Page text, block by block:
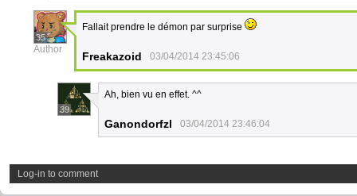
35
Author
Fallait prendre le démon par surprise
Freakazoid 03/04/2014 23:45:06
39
Ah, bien vu en effet. ^^
Ganondorfzl 03/04/2014 23:46:04
Log-in to comment